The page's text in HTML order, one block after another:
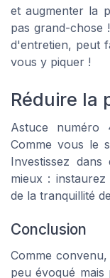
et augmenter la
pas grand-chose
d'entretien, peut
vous y piquer !
Réduire la
Astuce
Comme vous le
Investissez
mieux :
de la tranquillité
Conclusion
Comme
peu évoqué